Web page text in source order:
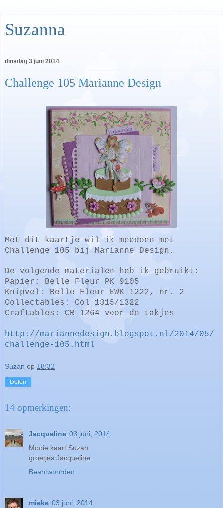
Suzanna
dinsdag 3 juni 2014
Challenge 105 Marianne Design
Met dit kaartje wil ik meedoen met
Challenge 105 bij Marianne Design.
De volgende materialen heb ik gebruikt:
Papier: Belle Fleur PK 9105
Knipvel: Belle Fleur EWK 1222, nr. 2
Collectables: Col 1315/1322
Craftables: CR 1264 voor de takjes
http://mariannedesign.blogspot.nl/2014/05/
challenge-105.html
Suzan op 18:32
Delen
14 opmerkingen:
Jacqueline 03 juni, 2014
Mooie kaart Suzan
groetjes Jacqueline
Beantwoorden
mieke 03 juni, 2014